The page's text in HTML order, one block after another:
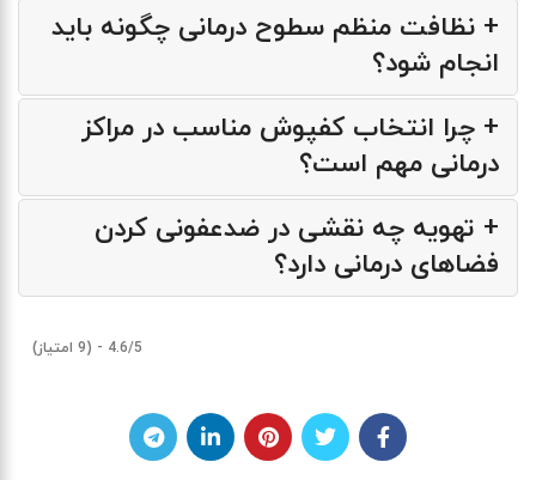
+ نظافت منظم سطوح درمانی چگونه باید
انجام شود؟
+ چرا انتخاب کفپوش مناسب در مراکز
درمانی مهم است؟
+ تهویه چه نقشی در ضدعفونی کردن
فضاهای درمانی دارد؟
4.6/5 - (9 امتیاز)